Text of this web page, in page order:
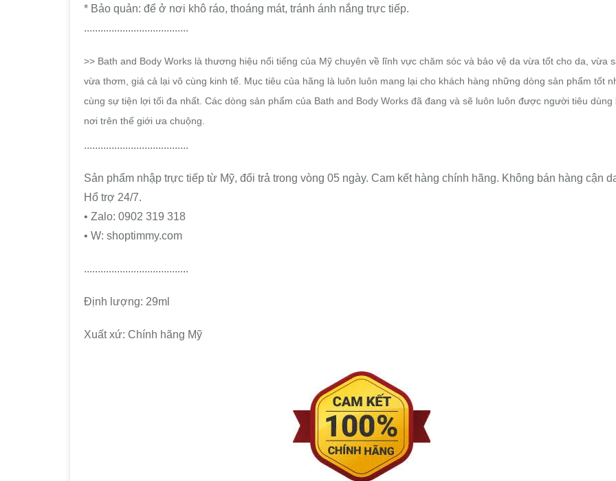
* Bảo quản: để ở nơi khô ráo, thoáng mát, tránh ánh nắng trực tiếp.
......................................
>> Bath and Body Works là thương hiệu nổi tiếng của Mỹ chuyên về lĩnh vực chăm sóc và bảo vệ da vừa tốt cho da, vừa
vừa thơm, giá cả lại vô cùng kinh tế. Mục tiêu của hãng là luôn luôn mang lại cho khách hàng những dòng sản phẩm tốt
cùng sự tiện lợi tối đa nhất. Các dòng sản phẩm của Bath and Body Works đã đang và sẽ luôn luôn được người tiêu dùng
nơi trên thế giới ưa chuộng.
......................................
Sản phẩm nhập trực tiếp từ Mỹ, đổi trả trong vòng 05 ngày. Cam kết hàng chính hãng. Không bán hàng cận
Hổ trợ 24/7.
• Zalo: 0902 319 318
• W: shoptimmy.com
......................................
Định lượng: 29ml
Xuất xứ: Chính hãng Mỹ